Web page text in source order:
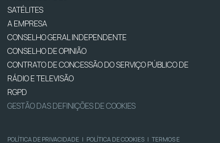
SATÉLITES
A EMPRESA
CONSELHO GERAL INDEPENDENTE
CONSELHO DE OPINIÃO
CONTRATO DE CONCESSÃO DO SERVIÇO PÚBLICO DE
RÁDIO E TELEVISÃO
RGPD
GESTÃO DAS DEFINIÇÕES DE COOKIES
POLÍTICA DE PRIVACIDADE | POLÍTICA DE COOKIES | TERMOS E